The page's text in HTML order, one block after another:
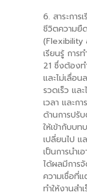
6. สาระกา
ชีวิตความยื
(Flexibility
เรียนรู้ การ
21 ซึ่งต้องท
และไม่เลื่อ
รวดเร็ว แล
เวลา และก
ด้านการปรั
ให้เข้ากับบ
เปลี่ยนไป แ
เป็นการนําเ
ได้ผลมีการ
ความเชื่อที่แ
ทำให้งานสำ